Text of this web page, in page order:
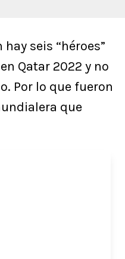
seis “héroes”
Qatar 2022 y no
Por lo que fueron
que